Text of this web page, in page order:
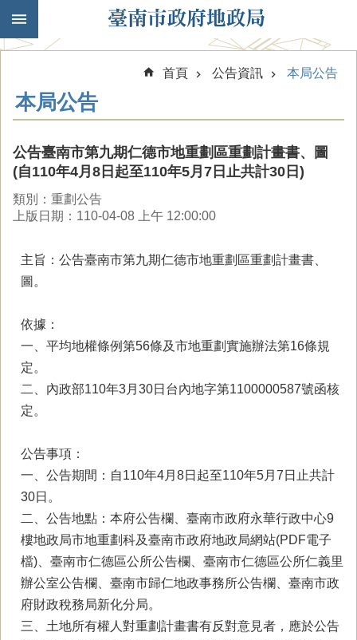
跳到主要內容區塊
首頁 公告資訊 本局公告
本局公告
公告臺南市第九期仁德市地重劃區重劃計畫書、圖
(自110年4月8日起至110年5月7日止共計30日)
類別：重劃公告
上版日期：110-04-08 上午 12:00:00
主旨：公告臺南市第九期仁德市地重劃區重劃計畫書、
圖。
依據：
一、平均地權條例第56條及市地重劃實施辦法第16條規
定。
二、內政部110年3月30日台內地字第1100000587號函核
定。
公告事項：
一、公告期間：自110年4月8日起至110年5月7日止共計
30日。
二、公告地點：本府公告欄、臺南市政府永華行政中心9
樓地政局市地重劃科及臺南市政府地政局網站(PDF電子
檔)、臺南市仁德區公所公告欄、臺南市仁德區公所仁義里
辦公室公告欄、臺南市歸仁地政事務所公告欄、臺南市政
府財政稅務局新化分局。
三、土地所有權人對重劃計畫書有反對意見者，應於公告